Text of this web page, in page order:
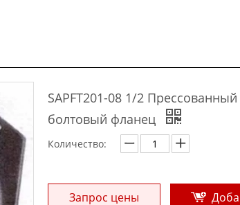
SAPFT201-08 1/2
болтовый фланец
Количество:
Запрос цены